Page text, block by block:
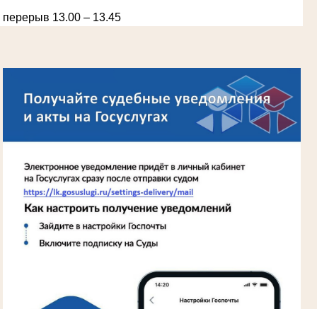
перерыв 13.00 – 13.45